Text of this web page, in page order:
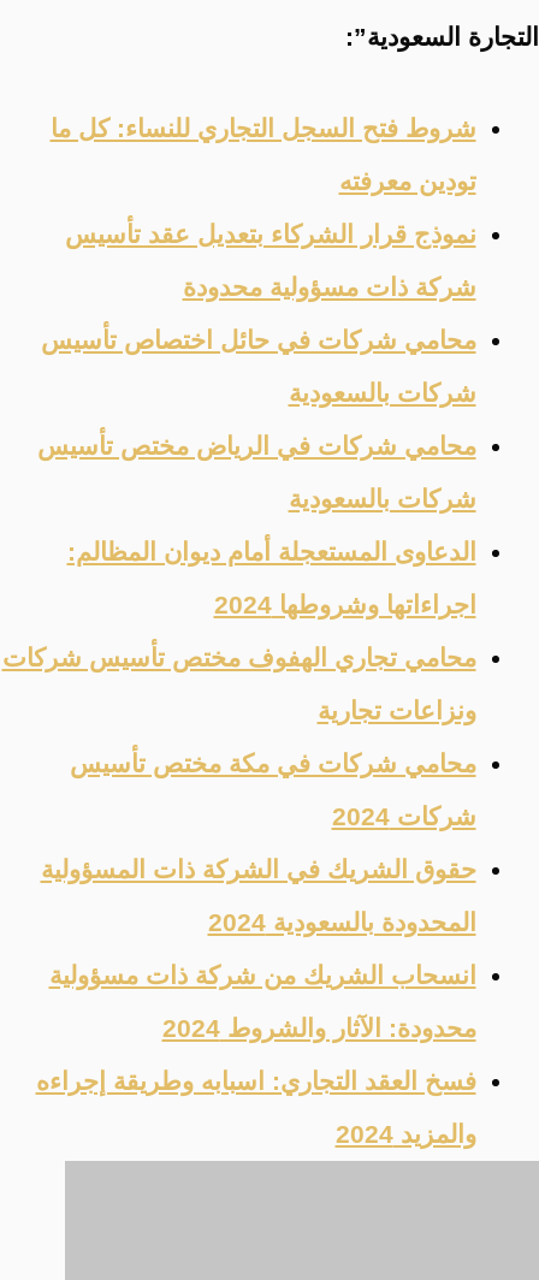
التجارة السعودية”:
شروط فتح السجل التجاري للنساء: كل ما
تودين معرفته
نموذج قرار الشركاء بتعديل عقد تأسيس
شركة ذات مسؤولية محدودة
محامي شركات في حائل اختصاص تأسيس
شركات بالسعودية
محامي شركات في الرياض مختص تأسيس
شركات بالسعودية
الدعاوى المستعجلة أمام ديوان المظالم:
اجراءاتها وشروطها 2024
محامي تجاري الهفوف مختص تأسيس شركات
ونزاعات تجارية
محامي شركات في مكة مختص تأسيس
شركات 2024
حقوق الشريك في الشركة ذات المسؤولية
المحدودة بالسعودية 2024
انسحاب الشريك من شركة ذات مسؤولية
محدودة: الآثار والشروط 2024
فسخ العقد التجاري: اسبابه وطريقة إجراءه
والمزيد 2024